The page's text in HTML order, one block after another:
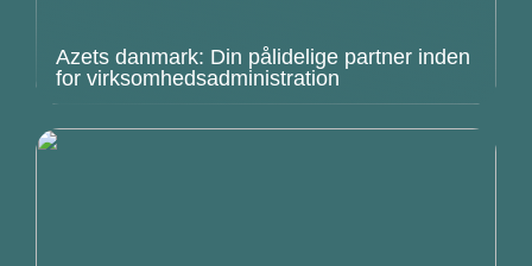
Azets danmark: Din pålidelige partner inden
for virksomhedsadministration